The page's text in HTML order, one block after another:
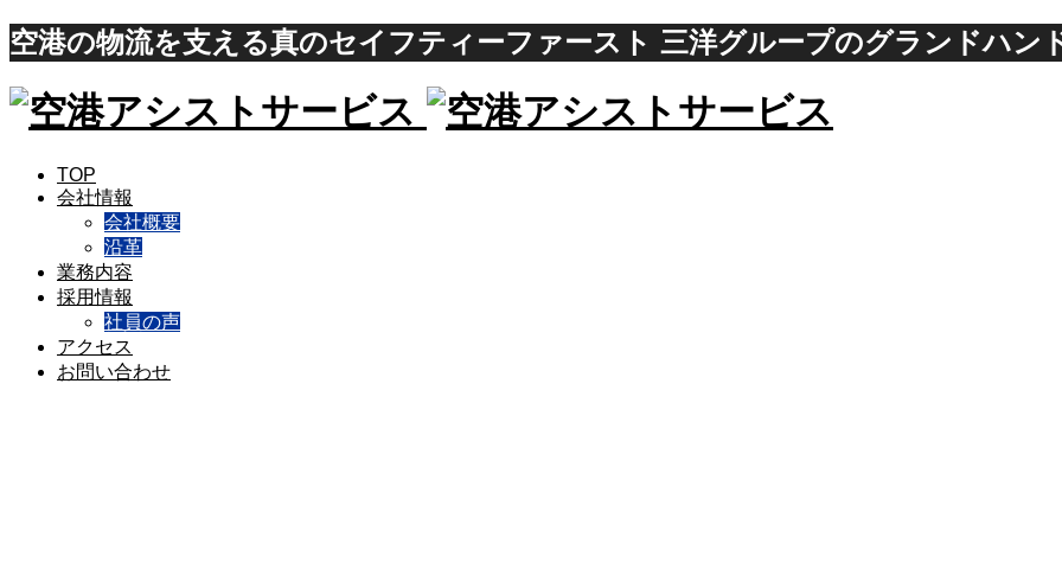
空港の物流を支える真のセイフティーファースト 三洋グループのグランドハン
TOP
会社情報
会社概要
沿革
業務内容
採用情報
社員の声
アクセス
お問い合わせ